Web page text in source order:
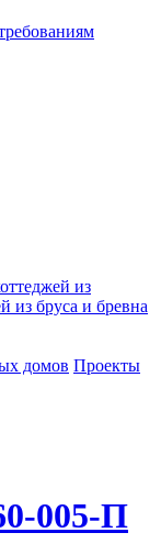
из
из бруса и бревна
домов Проекты
005-П